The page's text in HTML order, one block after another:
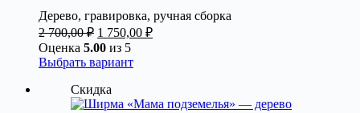
выбрать
на
товара.
Дерево, гравировка, ручная сборка
2 700,00₽ Первоначальная
цена
составляла
2
700,00 ₽.
1 750,00 ₽Текущая
Оценка 5.00 из 5
Выбрать вариантЭтот
несколько
Скидка